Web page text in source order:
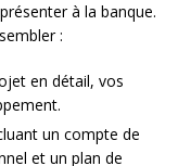
à la banque.
:
en détail, vos
un compte de
et un plan de